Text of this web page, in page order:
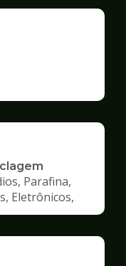
Parafina,
Eletrônicos,